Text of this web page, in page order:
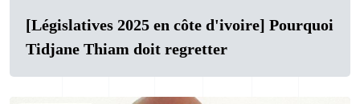
[Législatives 2025 en côte d'ivoire] Pourquoi
Tidjane Thiam doit regretter